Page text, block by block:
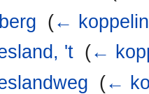
(←
't (←
(←